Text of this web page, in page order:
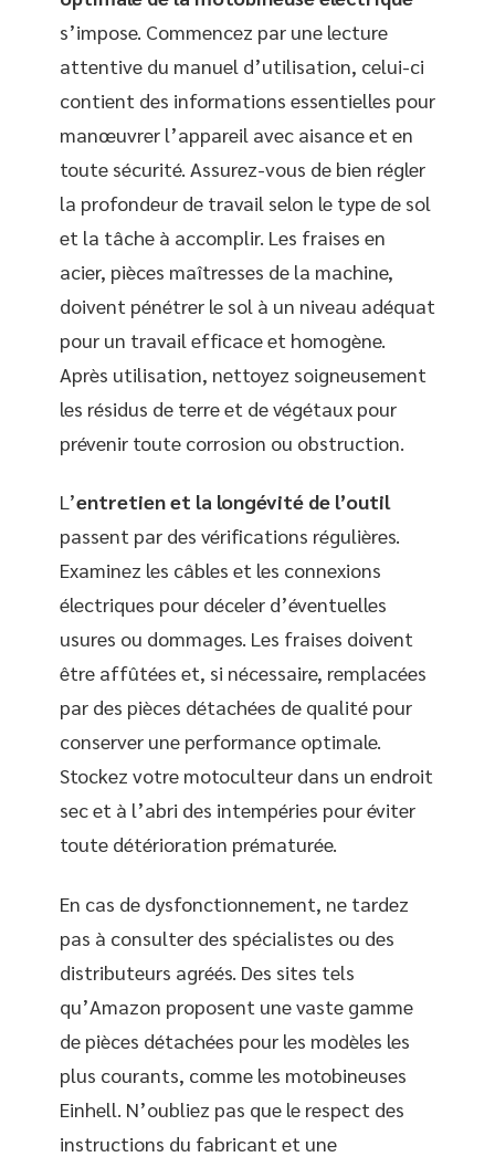
s’impose. Commencez par une lecture
attentive du manuel d’utilisation, celui-ci
contient des informations essentielles pour
manœuvrer l’appareil avec aisance et en
toute sécurité. Assurez-vous de bien régler
la profondeur de travail selon le type de sol
et la tâche à accomplir. Les fraises en
acier, pièces maîtresses de la machine,
doivent pénétrer le sol à un niveau adéquat
pour un travail efficace et homogène.
Après utilisation, nettoyez soigneusement
les résidus de terre et de végétaux pour
prévenir toute corrosion ou obstruction.
L’entretien et la longévité de l’outil
passent par des vérifications régulières.
Examinez les câbles et les connexions
électriques pour déceler d’éventuelles
usures ou dommages. Les fraises doivent
être affûtées et, si nécessaire, remplacées
par des pièces détachées de qualité pour
conserver une performance optimale.
Stockez votre motoculteur dans un endroit
sec et à l’abri des intempéries pour éviter
toute détérioration prématurée.
En cas de dysfonctionnement, ne tardez
pas à consulter des spécialistes ou des
distributeurs agréés. Des sites tels
qu’Amazon proposent une vaste gamme
de pièces détachées pour les modèles les
plus courants, comme les motobineuses
Einhell. N’oubliez pas que le respect des
instructions du fabricant et une